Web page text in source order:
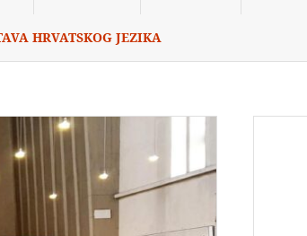
HRVATSKOG JEZIKA